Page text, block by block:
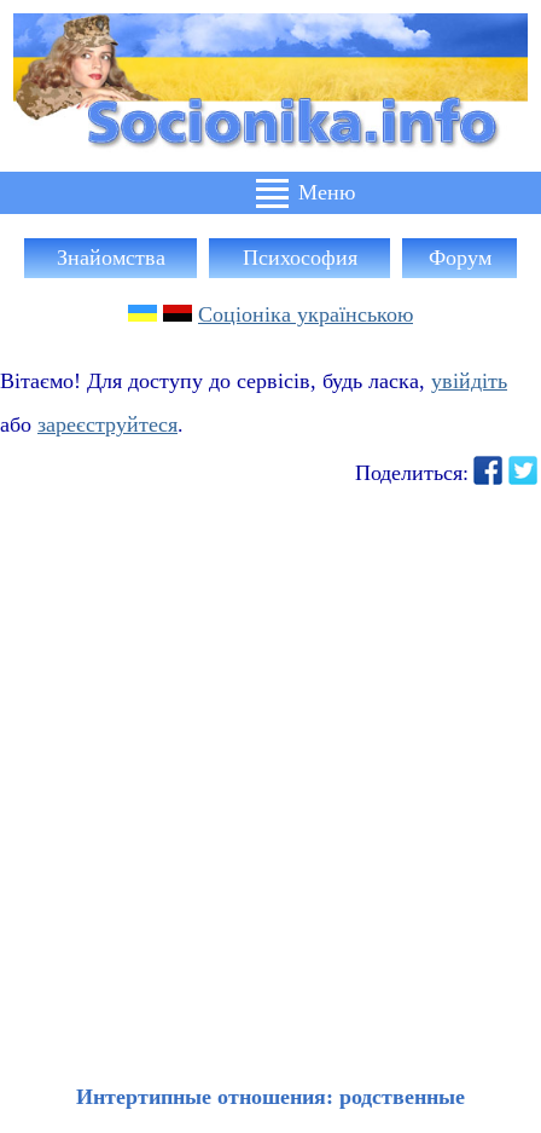
Знайомства Психософия Форум
Соціоніка українською
Вітаємо! Для доступу до сервісів, будь ласка, увійдіть
або зареєструйтеся.
Поделиться:
Интертипные отношения: родственные